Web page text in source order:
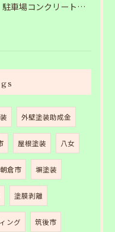
駐車場コンクリートのひび割れは放置NG？原因と補修工事の施工事例を紹介
外壁塗装助成金
屋根塗装 八女
朝倉市 塀塗装
塗膜剥離
ング 筑後市